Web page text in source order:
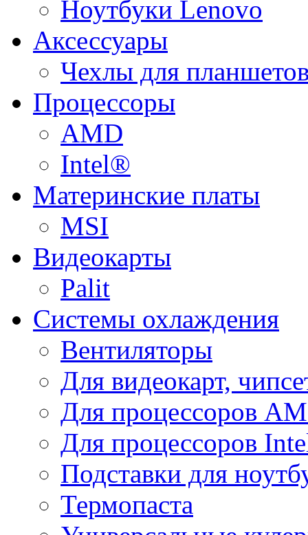
Ноутбуки Lenovo
Аксессуары
Чехлы для
Процессоры
AMD
Intel®
Материнские платы
MSI
Видеокарты
Palit
Системы охлаждения
Вентиляторы
Для видеокарт,
Для процессоров
Для процессоров
Подставки для
Термопаста